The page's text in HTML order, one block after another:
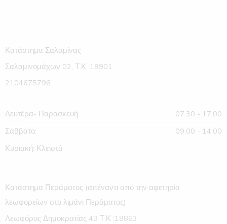
Κατάστημα Σαλαμίνας
Σαλαμινομάχων 02, Τ.Κ :18901
2104675796
Δευτέρα- Παρασκευή:
07:30 - 17:00
Σάββατο:
09:00 - 14:00
Κυριακή: Κλειστά
Κατάστημα Περάματος (απέναντι από την αφετηρία
λεωφορείων στο λιμάνι Περάματος)
Λεωφόρος Δημοκρατίας 43 Τ.Κ :18863